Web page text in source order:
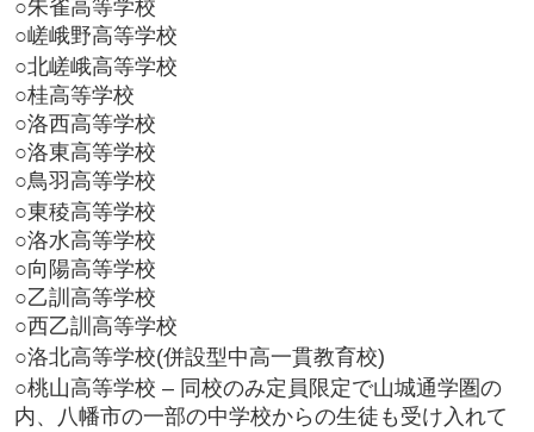
○朱雀高等学校
○嵯峨野高等学校
○北嵯峨高等学校
○桂高等学校
○洛西高等学校
○洛東高等学校
○鳥羽高等学校
○東稜高等学校
○洛水高等学校
○向陽高等学校
○乙訓高等学校
○西乙訓高等学校
○洛北高等学校(併設型中高一貫教育校)
○桃山高等学校 – 同校のみ定員限定で山城通学圏の
内、八幡市の一部の中学校からの生徒も受け入れて